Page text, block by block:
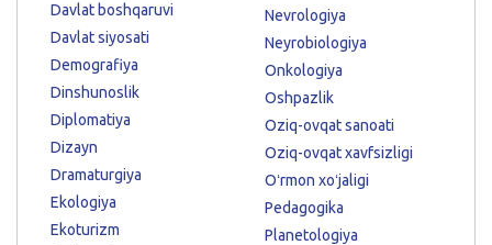
Davlat boshqaruvi
Davlat siyosati
Demografiya
Dinshunoslik
Diplomatiya
Dizayn
Dramaturgiya
Ekologiya
Ekoturizm
Nevrologiya
Neyrobiologiya
Onkologiya
Oshpazlik
Oziq-ovqat sanoati
Oziq-ovqat xavfsizligi
Oʻrmon xoʻjaligi
Pedagogika
Planetologiya